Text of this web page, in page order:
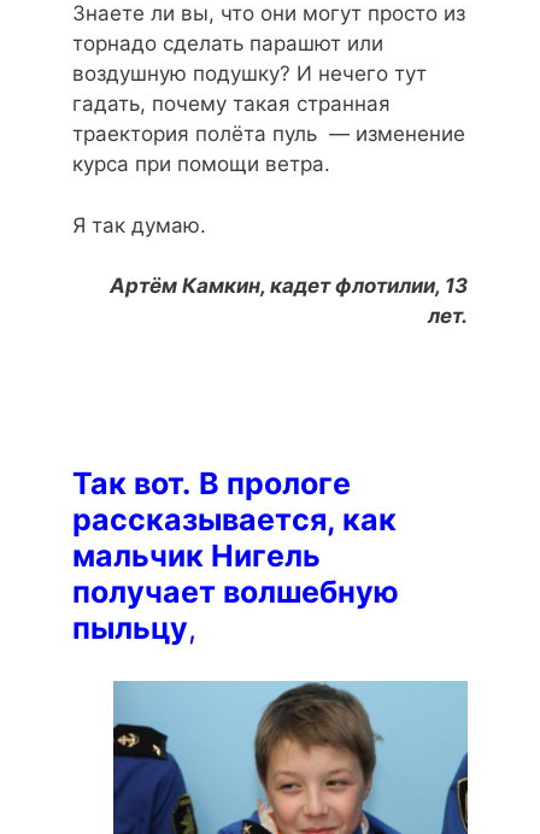
Знаете ли вы, что они могут просто из
торнадо сделать парашют или
воздушную подушку? И нечего тут
гадать, почему такая странная
траектория полёта пуль — изменение
курса при помощи ветра.
Я так думаю.
Артём Камкин, кадет флотилии, 13
лет.
Так вот. В прологе
рассказывается, как
мальчик Нигель
получает волшебную
пыльцу,